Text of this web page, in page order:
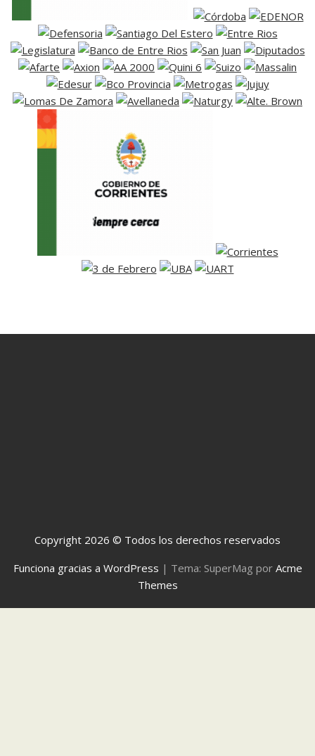
Copyright 2026 © Todos los derechos reservados
Funciona gracias a WordPress | Tema: SuperMag por Acme
Themes